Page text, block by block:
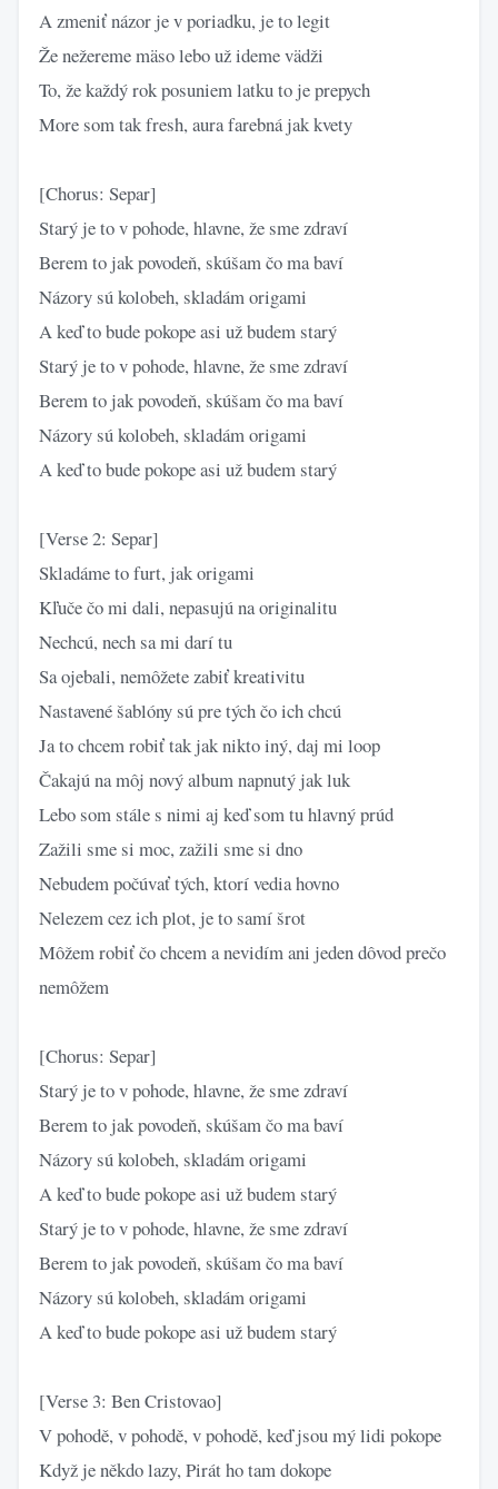
A zmeniť názor je v poriadku, je to legit
Že nežereme mäso lebo už ideme vädži
To, že každý rok posuniem latku to je prepych
More som tak fresh, aura farebná jak kvety
[Chorus: Separ]
Starý je to v pohode, hlavne, že sme zdraví
Berem to jak povodeň, skúšam čo ma baví
Názory sú kolobeh, skladám origami
A keď to bude pokope asi už budem starý
Starý je to v pohode, hlavne, že sme zdraví
Berem to jak povodeň, skúšam čo ma baví
Názory sú kolobeh, skladám origami
A keď to bude pokope asi už budem starý
[Verse 2: Separ]
Skladáme to furt, jak origami
Kľuče čo mi dali, nepasujú na originalitu
Nechcú, nech sa mi darí tu
Sa ojebali, nemôžete zabiť kreativitu
Nastavené šablóny sú pre tých čo ich chcú
Ja to chcem robiť tak jak nikto iný, daj mi loop
Čakajú na môj nový album napnutý jak luk
Lebo som stále s nimi aj keď som tu hlavný prúd
Zažili sme si moc, zažili sme si dno
Nebudem počúvať tých, ktorí vedia hovno
Nelezem cez ich plot, je to samí šrot
Môžem robiť čo chcem a nevidím ani jeden dôvod prečo
nemôžem
[Chorus: Separ]
Starý je to v pohode, hlavne, že sme zdraví
Berem to jak povodeň, skúšam čo ma baví
Názory sú kolobeh, skladám origami
A keď to bude pokope asi už budem starý
Starý je to v pohode, hlavne, že sme zdraví
Berem to jak povodeň, skúšam čo ma baví
Názory sú kolobeh, skladám origami
A keď to bude pokope asi už budem starý
[Verse 3: Ben Cristovao]
V pohodě, v pohodě, v pohodě, keď jsou mý lidi pokope
Když je někdo lazy, Pirát ho tam dokope